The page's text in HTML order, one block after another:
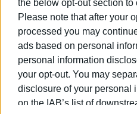
the below opt-out section to
Please note that after your
processed you may
ads based on personal
personal information
your opt-out. You may
disclosure of your personal
on the IAB’s list of
διείσδυσης εργολαβικών
την υγεία πήραμε ξεκάθαρη
Νοσοκομείου Κέρκυρας με
και συμβάλαμε
διαμαρτυρίας τον
υπεράσπιση της Δημόσιας